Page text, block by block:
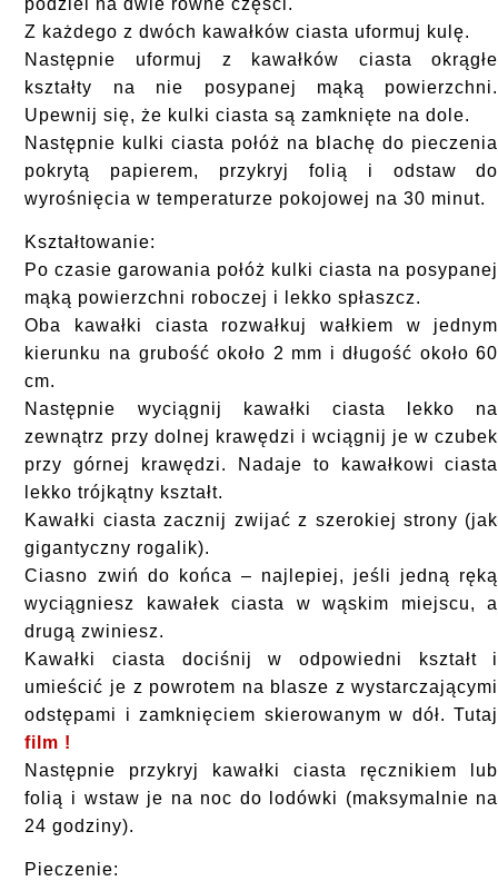
Z każdego z dwóch kawałków ciasta uformuj kulę.
Następnie uformuj z kawałków ciasta okrągłe
kształty na nie posypanej mąką powierzchni.
Upewnij się, że kulki ciasta są zamknięte na dole.
Następnie kulki ciasta połóż na blachę do pieczenia
pokrytą papierem, przykryj folią i odstaw do
wyrośnięcia w temperaturze pokojowej na 30 minut.
Kształtowanie:
Po czasie garowania połóż kulki ciasta na posypanej
mąką powierzchni roboczej i lekko spłaszcz.
Oba kawałki ciasta rozwałkuj wałkiem w jednym
kierunku na grubość około 2 mm i długość około 60
cm.
Następnie wyciągnij kawałki ciasta lekko na
zewnątrz przy dolnej krawędzi i wciągnij je w czubek
przy górnej krawędzi. Nadaje to kawałkowi ciasta
lekko trójkątny kształt.
Kawałki ciasta zacznij zwijać z szerokiej strony (jak
gigantyczny rogalik).
Ciasno zwiń do końca – najlepiej, jeśli jedną ręką
wyciągniesz kawałek ciasta w wąskim miejscu, a
drugą zwiniesz.
Kawałki ciasta dociśnij w odpowiedni kształt i
umieścić je z powrotem na blasze z wystarczającymi
odstępami i zamknięciem skierowanym w dół. Tutaj
film !
Następnie przykryj kawałki ciasta ręcznikiem lub
folią i wstaw je na noc do lodówki (maksymalnie na
24 godziny).
Pieczenie: